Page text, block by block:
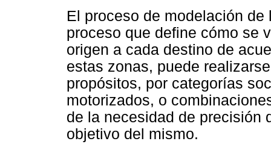
El proceso de modelación
proceso que define cómo se
origen a cada destino de
estas zonas, puede
propósitos, por categorías
motorizados, o
de la necesidad de precisión
objetivo del mismo.